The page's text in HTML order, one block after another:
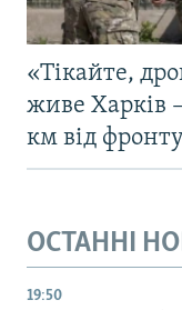
«Тікайте,
живе Харків
км від
ОСТАННІ
19:50